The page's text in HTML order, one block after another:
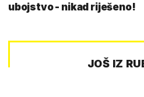
ubojstvo - nikad riješeno!
JOŠ IZ